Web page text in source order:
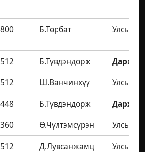
800 Б.Төрбат Улсын
512 Б.Түвдэндорж
Дархан
512 Ш.Ванчинхүү
Улсын
448 Б.Түвдэндорж
Дархан
360 Ө.Чүлтэмсүрэн
Улсын
512 Д.Лувсанжамц Улсын